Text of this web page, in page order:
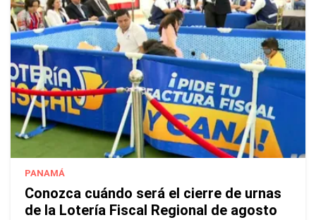
PANAMÁ
Conozca cuándo será el cierre de urnas
de la Lotería Fiscal Regional de agosto